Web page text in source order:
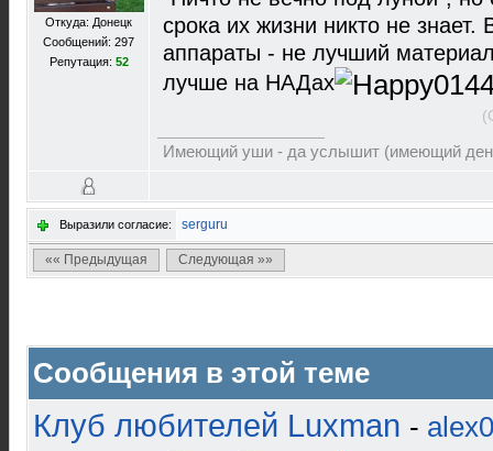
Откуда: Донецк
Сообщений: 297
Репутация: 52
срока их жизни никто не
аппараты - не лучший
лучше на НАДах
Имеющий уши - да услышит (имеющий
Выразили согласие: serguru
«« Предыдущая Следующая »»
Сообщения в этой теме
Клуб любителей Luxman -